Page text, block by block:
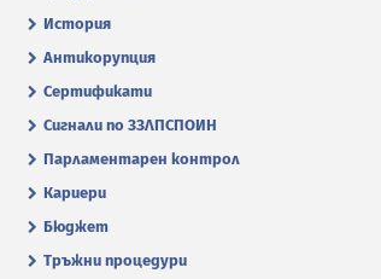
История
Антикорупция
Сертификати
Сигнали по ЗЗЛПСПОИН
Парламентарен контрол
Кариери
Бюджет
Тръжни процедури